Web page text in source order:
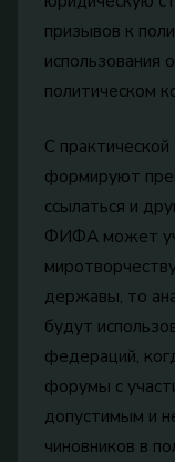
призывов к
использования
политическом
С
формируют
ссылаться и
ФИФА может
державы, то
будут
федераций,
форумы с
допустимым и
чиновников в